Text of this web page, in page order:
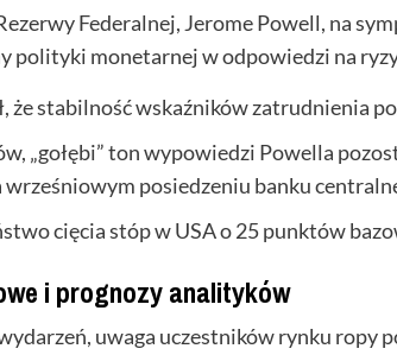
Federalnej, Jerome Powell, na
polityki monetarnej w odpowiedzi na
że stabilność wskaźników zatrudnienia
„gołębi” ton wypowiedzi Powella
posiedzeniu banku
cięcia stóp w USA o 25 punktów
i prognozy analityków
uwaga uczestników rynku ropy